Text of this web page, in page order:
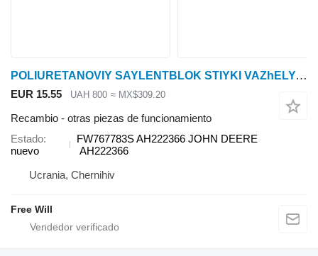
POLIURETANOVIY SAYLENTBLOK STIYKI VAZhELYa FW767783S otras piezas de funcionamiento para John Deere 9470, 9570, 9670, 9770, S650, S660, S670, S680 9470 STS, 9570 STS, 9670 STS, 9770 STS, 9870 STS, S560, S650, S660, S670, S670H, S680, S680H, S685, S685H, S690, S690H, S760, S770, S780, S785, S790, T550, T560, T660, T670, W540, W550, W650, W660 cosechadora de cereales
EUR 15.55 UAH 800 ≈ MX$309.20
Recambio - otras piezas de funcionamiento
Estado
nuevo
FW767783S AH222366 JOHN DEERE
AH222366
Ucrania, Chernihiv
Free Will